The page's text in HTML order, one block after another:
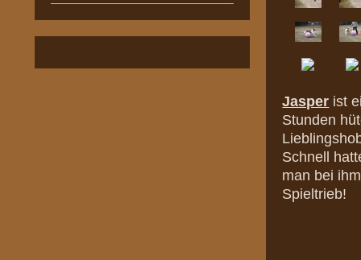
Jasper ist
Stunden
Schnell
man bei
Spieltrieb!